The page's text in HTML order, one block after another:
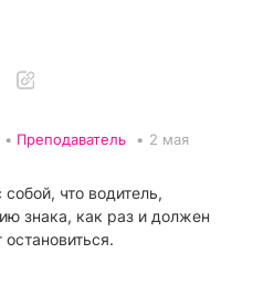
• Преподаватель • 2 мая
что водитель,
знака, как раз и должен